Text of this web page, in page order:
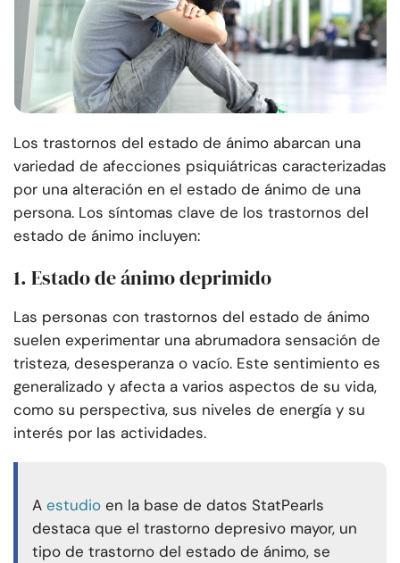
Los trastornos del estado de ánimo abarcan una
variedad de afecciones psiquiátricas caracterizadas
por una alteración en el estado de ánimo de una
persona. Los síntomas clave de los trastornos del
estado de ánimo incluyen:
1. Estado de ánimo deprimido
Las personas con trastornos del estado de ánimo
suelen experimentar una abrumadora sensación de
tristeza, desesperanza o vacío. Este sentimiento es
generalizado y afecta a varios aspectos de su vida,
como su perspectiva, sus niveles de energía y su
interés por las actividades.
A estudio en la base de datos StatPearls
destaca que el trastorno depresivo mayor, un
tipo de trastorno del estado de ánimo, se